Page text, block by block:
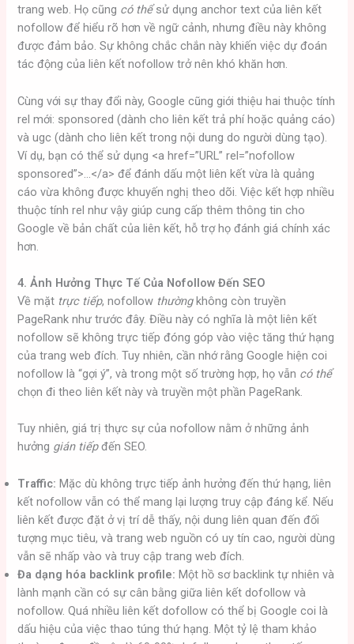
trang web. Họ cũng có thểsử dụng anchor text của liên kết
nofollow để hiểu rõ hơn về ngữ cảnh, nhưng điều này không
được đảm bảo. Sự không chắc chắn này khiến việc dự đoán
tác động của liên kết nofollow trở nên khó khăn hơn.
Cùng với sự thay đổi này, Google cũng giới thiệu hai thuộc tính
rel mới: sponsored (dành cho liên kết trả phí hoặc quảng cáo)
và ugc (dành cho liên kết trong nội dung do người dùng tạo).
Ví dụ, bạn có thể sử dụng <a href=”URL” rel=”nofollow
sponsored”>…</a> để đánh dấu một liên kết vừa là quảng
cáo vừa không được khuyến nghị theo dõi. Việc kết hợp nhiều
thuộc tính rel như vậy giúp cung cấp thêm thông tin cho
Google về bản chất của liên kết, hỗ trợ họ đánh giá chính xác
hơn.
4. Ảnh Hưởng Thực Tế Của Nofollow Đến SEO
Về mặt trực tiếp, nofollow thườngkhông còn truyền
PageRank như trước đây. Điều này có nghĩa là một liên kết
nofollow sẽ không trực tiếp đóng góp vào việc tăng thứ hạng
của trang web đích. Tuy nhiên, cần nhớ rằng Google hiện coi
nofollow là “gợi ý”, và trong một số trường hợp, họ vẫn có thể
chọn đi theo liên kết này và truyền một phần PageRank.
Tuy nhiên, giá trị thực sự của nofollow nằm ở những ảnh
hưởng gián tiếpđến SEO.
Traffic: Mặc dù không trực tiếp ảnh hưởng đến thứ hạng, liên
kết nofollow vẫn có thể mang lại lượng truy cập đáng kể. Nếu
liên kết được đặt ở vị trí dễ thấy, nội dung liên quan đến đối
tượng mục tiêu, và trang web nguồn có uy tín cao, người dùng
vẫn sẽ nhấp vào và truy cập trang web đích.
Đa dạng hóa backlink profile: Một hồ sơ backlink tự nhiên và
lành mạnh cần có sự cân bằng giữa liên kết dofollow và
nofollow. Quá nhiều liên kết dofollow có thể bị Google coi là
dấu hiệu của việc thao túng thứ hạng. Một tỷ lệ tham khảo